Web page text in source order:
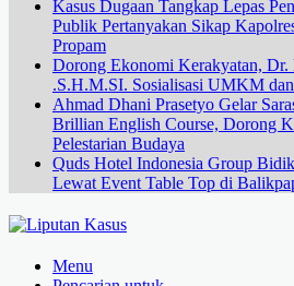
Kasus Dugaan Tangkap Lepas
Publik Pertanyakan Sikap
Propam
Dorong Ekonomi Kerakyatan, Dr.
.S.H.M.SI. Sosialisasi UMKM
Ahmad Dhani Prasetyo Gelar
Brillian English Course, Dorong
Pelestarian Budaya
Quds Hotel Indonesia Group
Lewat Event Table Top di
Menu